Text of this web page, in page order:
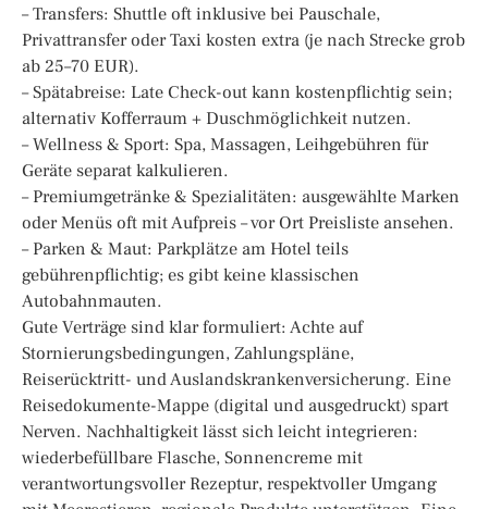
– Transfers: Shuttle oft inklusive bei Pauschale,
Privattransfer oder Taxi kosten extra (je nach Strecke grob
ab 25–70 EUR).
– Spätabreise: Late Check-out kann kostenpflichtig sein;
alternativ Kofferraum + Duschmöglichkeit nutzen.
– Wellness & Sport: Spa, Massagen, Leihgebühren für
Geräte separat kalkulieren.
– Premiumgetränke & Spezialitäten: ausgewählte Marken
oder Menüs oft mit Aufpreis – vor Ort Preisliste ansehen.
– Parken & Maut: Parkplätze am Hotel teils
gebührenpflichtig; es gibt keine klassischen
Autobahnmauten.
Gute Verträge sind klar formuliert: Achte auf
Stornierungsbedingungen, Zahlungspläne,
Reiserücktritt- und Auslandskrankenversicherung. Eine
Reisedokumente-Mappe (digital und ausgedruckt) spart
Nerven. Nachhaltigkeit lässt sich leicht integrieren:
wiederbefüllbare Flasche, Sonnencreme mit
verantwortungsvoller Rezeptur, respektvoller Umgang